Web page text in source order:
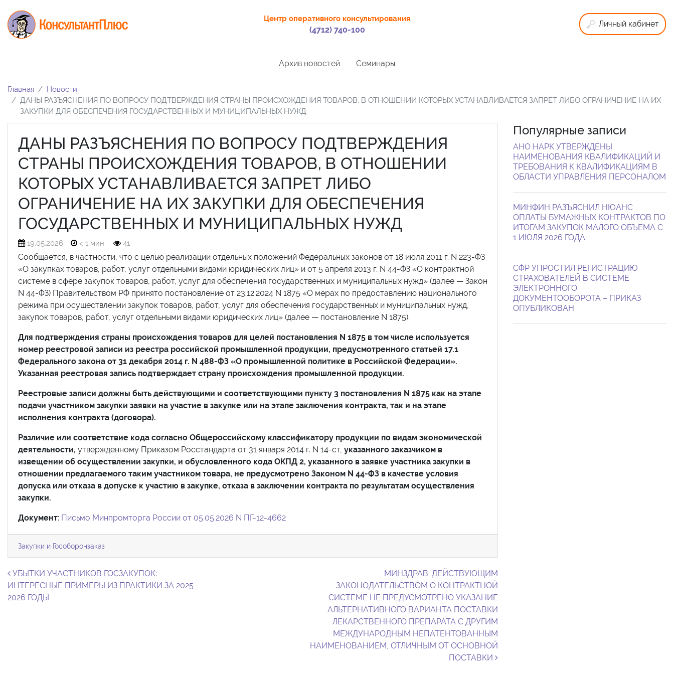
Центр оперативного консультирования
(4712) 740-100
Личный кабинет
Архив новостей Семинары
Главная
Новости
ДАНЫ РАЗЪЯСНЕНИЯ ПО ВОПРОСУ ПОДТВЕРЖДЕНИЯ СТРАНЫ ПРОИСХОЖДЕНИЯ ТОВАРОВ, В ОТНОШЕНИИ КОТОРЫХ УСТАНАВЛИВАЕТСЯ ЗАПРЕТ ЛИБО ОГРАНИЧЕНИЕ НА ИХ
ЗАКУПКИ ДЛЯ ОБЕСПЕЧЕНИЯ ГОСУДАРСТВЕННЫХ И МУНИЦИПАЛЬНЫХ НУЖД
ДАНЫ РАЗЪЯСНЕНИЯ ПО ВОПРОСУ ПОДТВЕРЖДЕНИЯ
СТРАНЫ ПРОИСХОЖДЕНИЯ ТОВАРОВ, В ОТНОШЕНИИ
КОТОРЫХ УСТАНАВЛИВАЕТСЯ ЗАПРЕТ ЛИБО
ОГРАНИЧЕНИЕ НА ИХ ЗАКУПКИ ДЛЯ ОБЕСПЕЧЕНИЯ
ГОСУДАРСТВЕННЫХ И МУНИЦИПАЛЬНЫХ НУЖД
19.05.2026 < 1 мин. 41
Сообщается, в частности, что с целью реализации отдельных положений Федеральных законов от 18 июля 2011 г. N 223-ФЗ
«О закупках товаров, работ, услуг отдельными видами юридических лиц» и от 5 апреля 2013 г. N 44-ФЗ «О контрактной
системе в сфере закупок товаров, работ, услуг для обеспечения государственных и муниципальных нужд» (далее — Закон
N 44-ФЗ) Правительством РФ принято постановление от 23.12.2024 N 1875 «О мерах по предоставлению национального
режима при осуществлении закупок товаров, работ, услуг для обеспечения государственных и муниципальных нужд,
закупок товаров, работ, услуг отдельными видами юридических лиц» (далее — постановление N 1875).
Для подтверждения страны происхождения товаров для целей постановления N 1875 в том числе используется
номер реестровой записи из реестра российской промышленной продукции, предусмотренного статьей 17.1
Федерального закона от 31 декабря 2014 г. N 488-ФЗ «О промышленной политике в Российской Федерации».
Указанная реестровая запись подтверждает страну происхождения промышленной продукции.
Реестровые записи должны быть действующими и соответствующими пункту 3 постановления N 1875 как на этапе
подачи участником закупки заявки на участие в закупке или на этапе заключения контракта, так и на этапе
исполнения контракта (договора).
Различие или соответствие кода согласно Общероссийскому классификатору продукции по видам экономической
деятельности, утвержденному Приказом Росстандарта от 31 января 2014 г. N 14-ст, указанного заказчиком в
извещении об осуществлении закупки, и обусловленного кода ОКПД 2, указанного в заявке участника закупки в
отношении предлагаемого таким участником товара, не предусмотрено Законом N 44-ФЗ в качестве условия
допуска или отказа в допуске к участию в закупке, отказа в заключении контракта по результатам осуществления
закупки.
Документ: Письмо Минпромторга России от 05.05.2026 N ПГ-12-4662
Закупки и Гособоронзаказ
Навигация по записям
УБЫТКИ УЧАСТНИКОВ ГОСЗАКУПОК:
ИНТЕРЕСНЫЕ ПРИМЕРЫ ИЗ ПРАКТИКИ ЗА 2025 —
2026 ГОДЫ
МИНЗДРАВ: ДЕЙСТВУЮЩИМ
ЗАКОНОДАТЕЛЬСТВОМ О КОНТРАКТНОЙ
СИСТЕМЕ НЕ ПРЕДУСМОТРЕНО УКАЗАНИЕ
АЛЬТЕРНАТИВНОГО ВАРИАНТА ПОСТАВКИ
ЛЕКАРСТВЕННОГО ПРЕПАРАТА С ДРУГИМ
МЕЖДУНАРОДНЫМ НЕПАТЕНТОВАННЫМ
НАИМЕНОВАНИЕМ, ОТЛИЧНЫМ ОТ ОСНОВНОЙ
ПОСТАВКИ
Популярные записи
АНО НАРК УТВЕРЖДЕНЫ
НАИМЕНОВАНИЯ КВАЛИФИКАЦИЙ И
ТРЕБОВАНИЯ К КВАЛИФИКАЦИЯМ В
ОБЛАСТИ УПРАВЛЕНИЯ ПЕРСОНАЛОМ
МИНФИН РАЗЪЯСНИЛ НЮАНС
ОПЛАТЫ БУМАЖНЫХ КОНТРАКТОВ ПО
ИТОГАМ ЗАКУПОК МАЛОГО ОБЪЕМА С
1 ИЮЛЯ 2026 ГОДА
СФР УПРОСТИЛ РЕГИСТРАЦИЮ
СТРАХОВАТЕЛЕЙ В СИСТЕМЕ
ЭЛЕКТРОННОГО
ДОКУМЕНТООБОРОТА – ПРИКАЗ
ОПУБЛИКОВАН